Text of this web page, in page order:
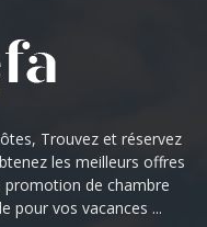
Trouvez et réservez
les meilleurs offres
de chambre
pour vos vacances ...